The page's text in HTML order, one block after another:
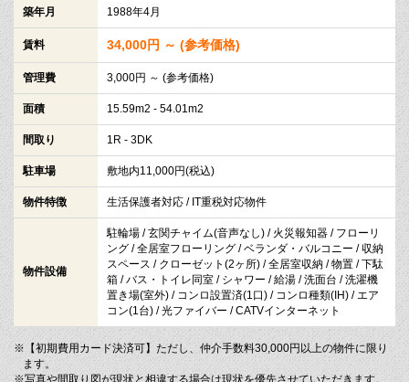
築年月 1988年4月
賃料 34,000円 ～ (参考価格)
管理費 3,000円 ～ (参考価格)
面積 15.59m2 - 54.01m2
間取り 1R - 3DK
駐車場 敷地内11,000円(税込)
物件特徴 生活保護者対応 / IT重税対応物件
物件設備
駐輪場 / 玄関チャイム(音声なし) / 火災報知器 / フローリ
ング / 全居室フローリング / ベランダ・バルコニー / 収納
スペース / クローゼット(2ヶ所) / 全居室収納 / 物置 / 下駄
箱 / バス・トイレ同室 / シャワー / 給湯 / 洗面台 / 洗濯機
置き場(室外) / コンロ設置済(1口) / コンロ種類(IH) / エア
コン(1台) / 光ファイバー / CATVインターネット
※【初期費用カード決済可】ただし、仲介手数料30,000円以上の物件に限り
ます。
※写真や間取り図が現状と相違する場合は現状を優先させていただきます。